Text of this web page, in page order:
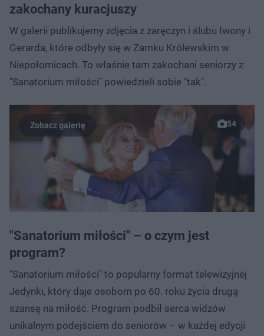
zakochany kuracjuszy
W galerii publikujemy zdjęcia z zaręczyn i ślubu Iwony i
Gerarda, które odbyły się w Zamku Królewskim w
Niepołomicach. To właśnie tam zakochani seniorzy z
"Sanatorium miłości" powiedzieli sobie "tak".
54
"Sanatorium miłości" – o czym jest
program?
"Sanatorium miłości" to popularny format telewizyjnej
Jedynki, który daje osobom po 60. roku życia drugą
szansę na miłość. Program podbił serca widzów
unikalnym podejściem do seniorów – w każdej edycji